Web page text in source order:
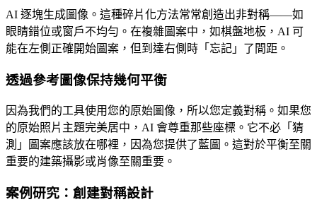
AI 逐塊生成圖像。這種碎片化方法常常創造出非對稱——如
眼睛錯位或窗戶不均勻。在複雜圖案中，如棋盤地板，AI 可
能在左側正確開始圖案，但到達右側時「忘記」了間距。
透過參考圖像保持幾何平衡
因為我們的工具使用您的原始圖像，所以您定義對稱。如果您
的原始照片主題完美居中，AI 會尊重那些座標。它不必「猜
測」圖案應該放在哪裡，因為您提供了藍圖。這對於平衡至關
重要的建築攝影或肖像至關重要。
案例研究：創建對稱設計